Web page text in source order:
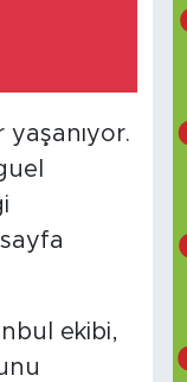
ekibi,